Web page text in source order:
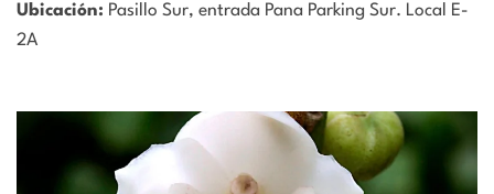
Ubicación: Pasillo Sur, entrada Pana Parking Sur. Local E-
2A